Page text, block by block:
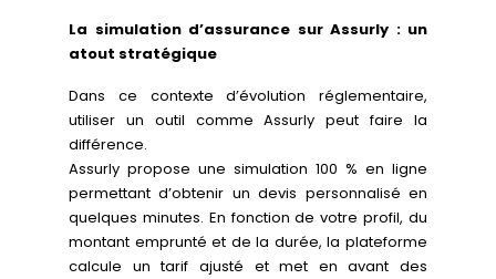
La simulation d’assurance sur Assurly : un
atout stratégique
Dans ce contexte d’évolution réglementaire,
utiliser un outil comme Assurly peut faire la
différence.
Assurly propose une simulation 100 % en ligne
permettant d’obtenir un devis personnalisé en
quelques minutes. En fonction de votre profil, du
montant emprunté et de la durée, la plateforme
calcule un tarif ajusté et met en avant des